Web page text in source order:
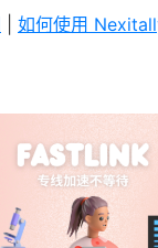
如何使用